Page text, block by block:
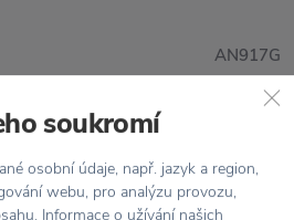
AN917G
Červená / Zlatá
V: 16 cm
soukromí
osobní údaje, např. jazyk a region,
webu, pro analýzu provozu,
Informace o užívání našich